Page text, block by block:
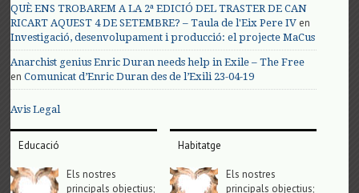
QUÈ ENS TROBAREM A LA 2ª EDICIÓ DEL TRASTER DE CAN
RICART AQUEST 4 DE SETEMBRE? – Taula de l'Eix Pere IV en
Investigació, desenvolupament i producció: el projecte MaCus
Anarchist genius Enric Duran needs help in Exile – The Free
enComunicat d’Enric Duran des de l’Exili 23-04-19
Avis Legal
Educació
Els nostres
principals objectius;
Habitatge
Els nostres
principals objectius;